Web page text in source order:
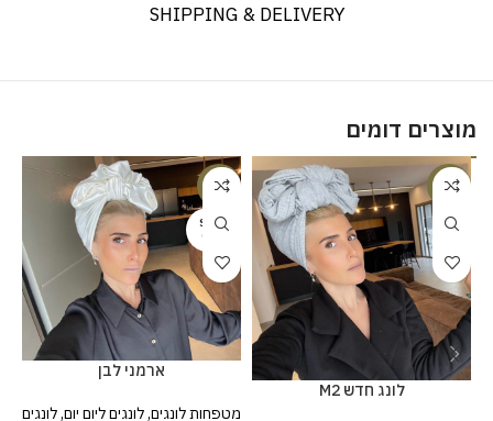
SHIPPING & DELIVERY
מוצרים דומים
-20%
לונג חדש M2
-20%
SOLD
OUT
ארמני לבן
מטפחות לונגים,לונגים ליום יום,לונגים